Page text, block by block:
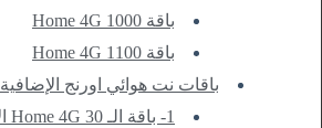
باقة Home 4G 1000
باقة Home 4G 1100
باقات نت هوائي اورنج الإضافية Home 4G
1- باقة الـ Home 4G 30 الاضافية